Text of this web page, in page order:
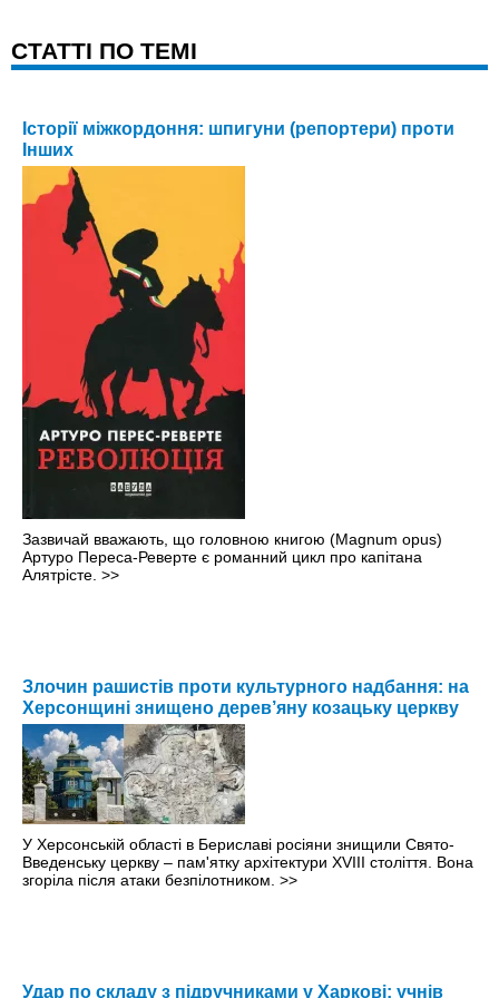
CТАТТІ ПО ТЕМІ
Історії міжкордоння: шпигуни (репортери) проти
Інших
Зазвичай вважають, що головною книгою (Magnum opus)
Артуро Переса-Реверте є романний цикл про капітана
Алятрісте. >>
Злочин рашистів проти культурного надбання: на
Херсонщині знищено дерев’яну козацьку церкву
У Херсонській області в Бериславі росіяни знищили Свято-
Введенську церкву – пам'ятку архітектури XVIII століття. Вона
згоріла після атаки безпілотником. >>
Удар по складу з підручниками у Харкові: учнів